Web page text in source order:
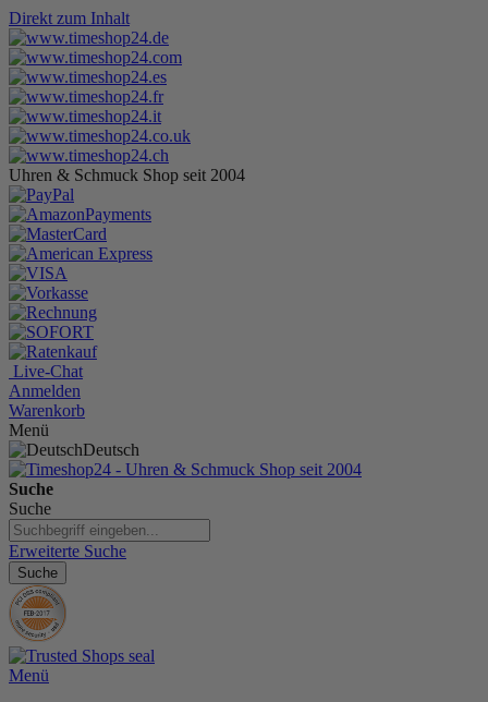
Direkt zum Inhalt
Uhren & Schmuck Shop seit 2004
Live-Chat
Anmelden
Warenkorb
Menü
Deutsch
Suche
Suche
Erweiterte Suche
Suche
Menü